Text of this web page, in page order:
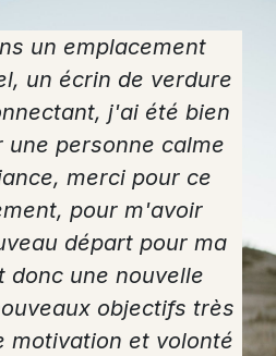
un emplacement
un écrin de verdure
j'ai été bien
une personne calme
merci pour ce
pour m'avoir
départ pour ma
donc une nouvelle
objectifs très
motivation et volonté